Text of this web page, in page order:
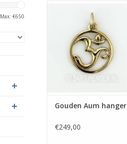
Max: €650
een klank en een heilig
machtswoord dat alleen
met de diepste eerbied
gebruikt mag worden.
Gouden Aum hanger
€249,00